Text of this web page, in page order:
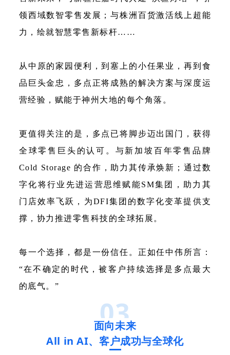
领西域数智零售发展；与株洲百货激活线上超能
力，绘就智慧零售新标杆……
从中原的家园便利，到塞上的小任果业，再到食
品巨头金忠，多点正将成熟的解决方案与深度运
营经验，赋能于神州大地的每个角落。
更值得关注的是，多点已将脚步迈出国门，获得
全球零售巨头的认可。与新加坡百年零售品牌
Cold Storage 的合作，助力其传承焕新；通过数
字化将行业先进运营思维赋能SM集团，助力其
门店效率飞跃，为DFI集团的数字化变革提供支
撑，协力推进零售科技的全球拓展。
每一个选择，都是一份信任。正如任中伟所言：
“在不确定的时代，被客户持续选择是多点最大
的底气。”
03
面向未来
All in AI、客户成功与全球化